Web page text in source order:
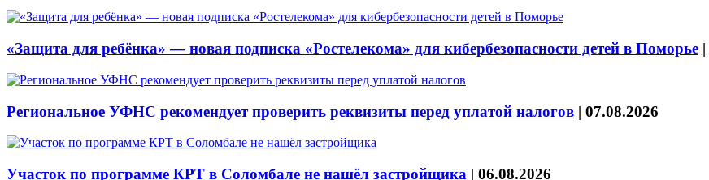
«Защита для ребёнка» — новая подписка «Ростелекома» для кибербезопасности детей в Поморье |
Региональное УФНС рекомендует проверить реквизиты перед уплатой налогов | 07.08.2026
Участок по программе КРТ в Соломбале не нашёл застройщика | 06.08.2026